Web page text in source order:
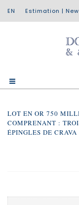
Estimation |
LOT EN OR 750
COMPRENANT :
ÉPINGLES DE